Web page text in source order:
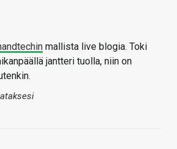
mallista live blogia. Toki
jantteri tuolla, niin on